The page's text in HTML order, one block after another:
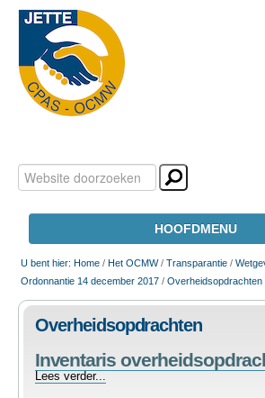
Persoonlijke
hulpmiddelen
Zoek
Geavanceerd
HOOFDMENU
HOME
MAATSCHAPPELIJK WELZIJN
U bent hier: Home / Het OCMW / Transparantie /
Ordonnantie 14 december 2017 / Overheidsopdrachten
Overheidsopdrachten
Inventaris
Inventaris
Lees verder...